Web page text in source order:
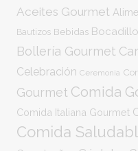
Aceites Gourmet
Bautizos Bebidas
Bollería Gourmet
Celebración Ceremonia
Gourmet Comida
Comida Italiana Gourmet
Comida